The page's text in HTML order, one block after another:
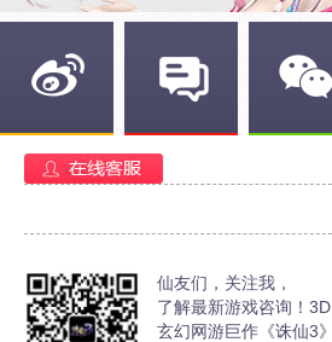
仙友们，关注我，
了解最新游戏咨询！3D
玄幻网游巨作《诛仙3》